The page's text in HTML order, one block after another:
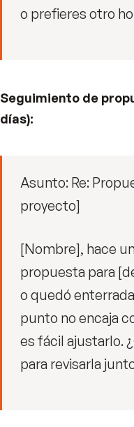
o prefieres otro
Seguimiento de
días):
Asunto: Re:
proyecto]
[Nombre], hace
propuesta para
o quedó
punto no encaja
es fácil ajustarlo.
para revisarla